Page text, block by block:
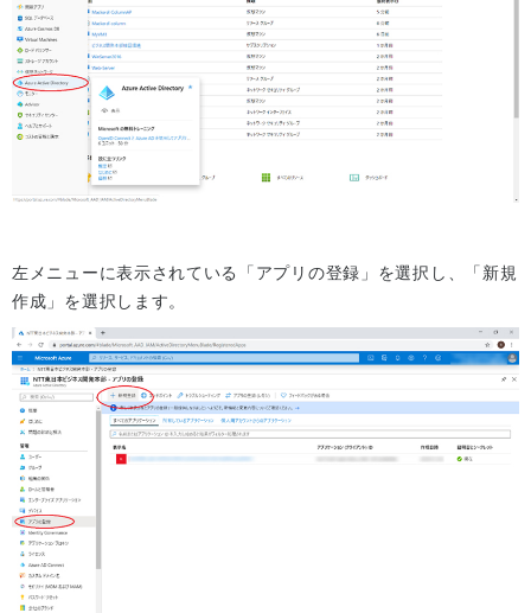
左メニューに表示されている「アプリの登録」を選択し、「新規
作成」を選択します。